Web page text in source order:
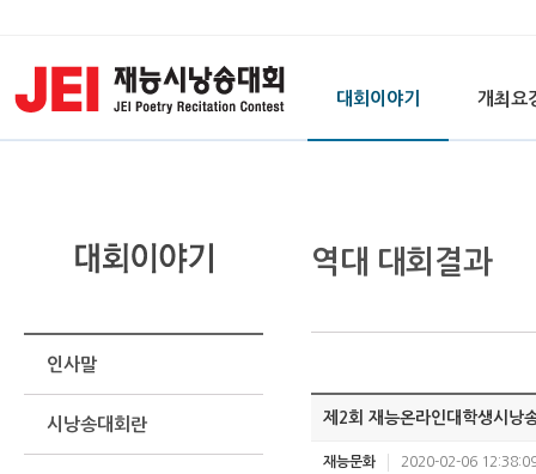
대회이야기 개최요
인사말
시낭송대회란
역대 대회결과
제2회 재능온라인대학생시낭
재능문화 2020-02-06